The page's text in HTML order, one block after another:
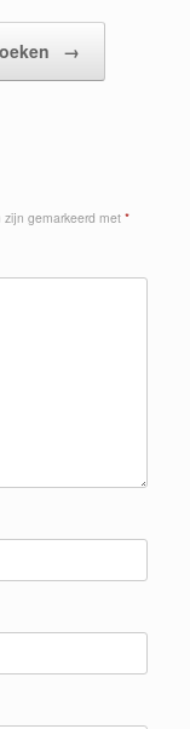
→
zijn gemarkeerd met*